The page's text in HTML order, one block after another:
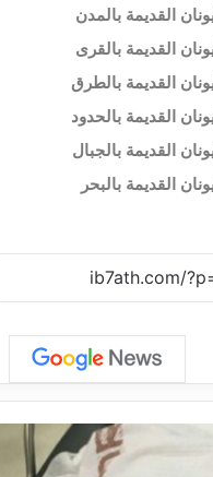
القديمة بالمدن
القديمة بالقرى
القديمة بالطرق
القديمة بالحدود
القديمة بالجبال
القديمة بالبحر